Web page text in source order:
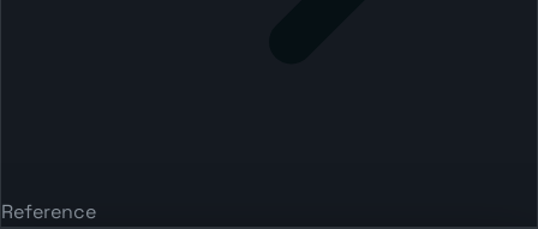
Reference